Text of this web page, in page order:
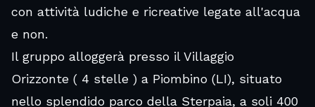
con attività ludiche e ricreative legate all'acqua
e non.
Il gruppo alloggerà presso ilVillaggio
Orizzonte ( 4 stelle ) a Piombino (LI), situato
nello splendido parco della Sterpaia, a soli 400